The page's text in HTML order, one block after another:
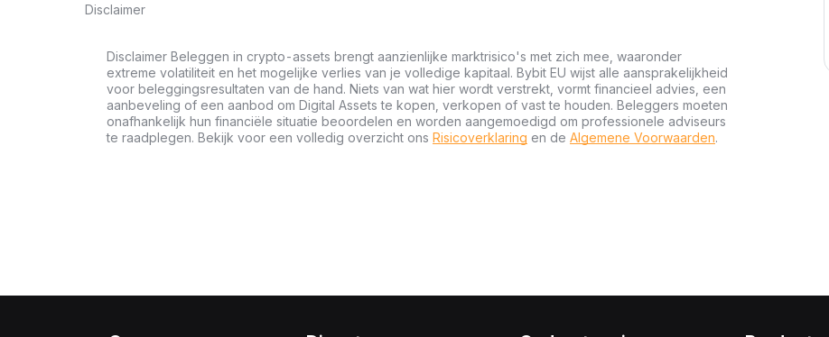
Disclaimer
Disclaimer Beleggen in crypto-assets brengt aanzienlijke marktrisico's met zich mee, waaronder
extreme volatiliteit en het mogelijke verlies van je volledige kapitaal. Bybit EU wijst alle aansprakelijkheid
voor beleggingsresultaten van de hand. Niets van wat hier wordt verstrekt, vormt financieel advies, een
aanbeveling of een aanbod om Digital Assets te kopen, verkopen of vast te houden. Beleggers moeten
onafhankelijk hun financiële situatie beoordelen en worden aangemoedigd om professionele adviseurs
te raadplegen. Bekijk voor een volledig overzicht ons Risicoverklaring en de Algemene Voorwaarden.